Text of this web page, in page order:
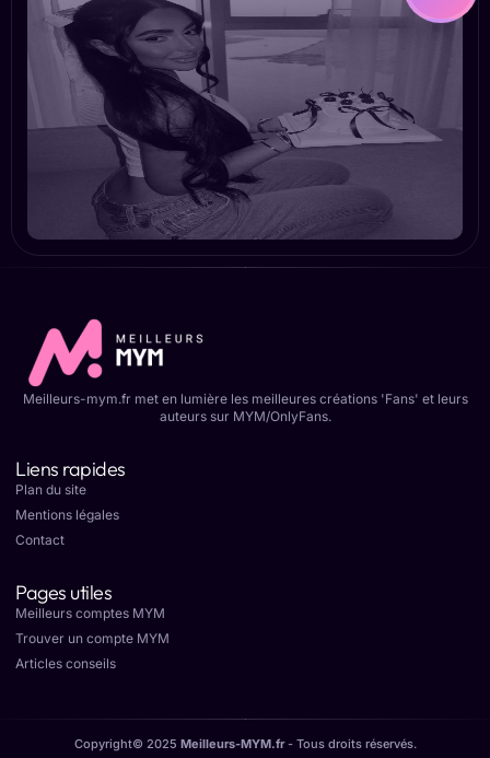
Meilleurs-mym.fr met en lumière les meilleures créations 'Fans' et leurs
auteurs sur MYM/OnlyFans.
Liens rapides
Plan du site
Mentions légales
Contact
Pages utiles
Meilleurs comptes MYM
Trouver un compte MYM
Articles conseils
Copyright© 2025 Meilleurs-MYM.fr- Tous droits réservés.